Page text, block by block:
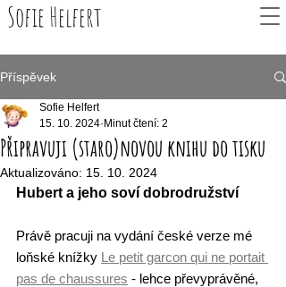
Sofie Helfert
Příspěvek
Připravuji (staro)novou knihu do tisku
Sofie Helfert
15. 10. 2024 Minut čtení: 2
Aktualizováno: 15. 10. 2024
Hubert a jeho soví dobrodružství
Právě pracuji na vydání české verze mé
loňské knížky Le petit garcon qui ne portait
pas de chaussures - lehce převyprávěné,